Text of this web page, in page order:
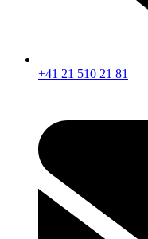
+41 21 510 21 81